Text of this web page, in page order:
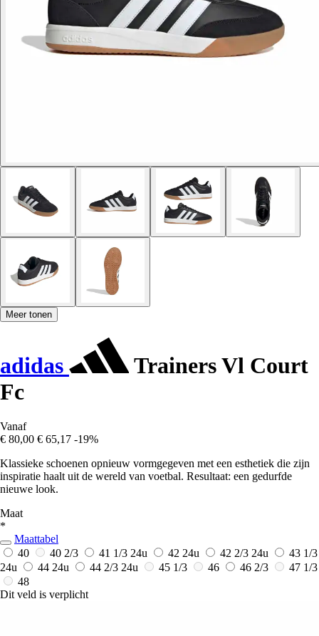
Meer tonen
adidas
Trainers Vl Court
Fc
Vanaf
€ 80,00 € 65,17 -19%
Klassieke schoenen opnieuw vormgegeven met een esthetiek die zijn
inspiratie haalt uit de wereld van voetbal. Resultaat: een gedurfde
nieuwe look.
Maat
*
Maattabel
40
40 2/3 41 1/3 24u 42 24u 42 2/3 24u
43 1/3
24u
44 24u 44 2/3 24u 45 1/3 46 46 2/3
47 1/3
48
Dit veld is verplicht